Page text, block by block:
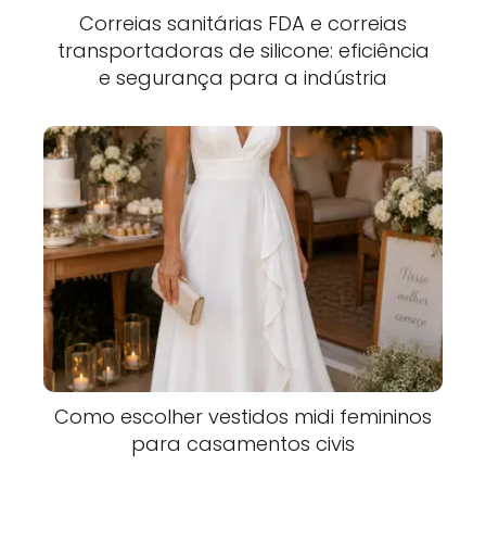
Correias sanitárias FDA e correias
transportadoras de silicone: eficiência
e segurança para a indústria
Como escolher vestidos midi femininos
para casamentos civis